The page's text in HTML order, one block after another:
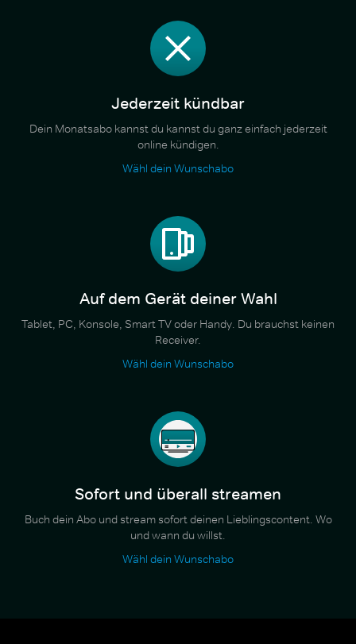
Jederzeit kündbar
Dein Monatsabo kannst du kannst du ganz einfach jederzeit
online kündigen.
Wähl dein Wunschabo
Auf dem Gerät deiner Wahl
Tablet, PC, Konsole, Smart TV oder Handy. Du brauchst keinen
Receiver.
Wähl dein Wunschabo
Sofort und überall streamen
Buch dein Abo und stream sofort deinen Lieblingscontent. Wo
und wann du willst.
Wähl dein Wunschabo